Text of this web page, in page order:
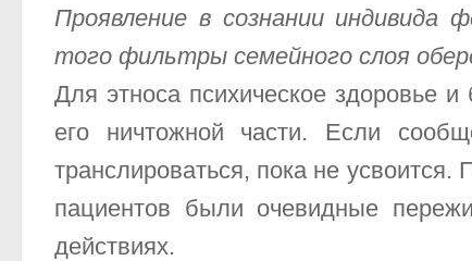
Проявление в сознании
того фильтры семейного слоя
Для этноса психическое здоровье
его ничтожной части. Если
транслироваться, пока не
пациентов были очевидные
действиях.